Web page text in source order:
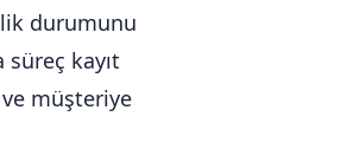
durumunu
kayıt
müşteriye